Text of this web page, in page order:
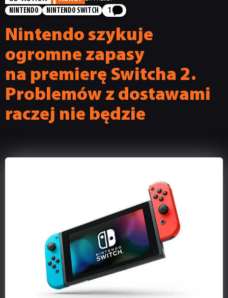
NINTENDO
NINTENDO SWITCH 1
Nintendo szykuje
ogromne zapasy
na premierę Switcha 2.
Problemów z dostawami
raczej nie będzie